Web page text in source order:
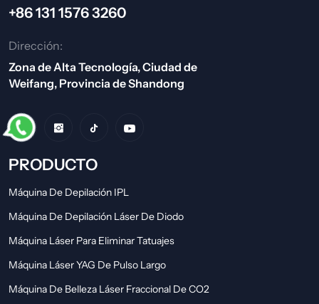
+86 131 1576 3260
Dirección:
Zona de Alta Tecnología, Ciudad de
Weifang, Provincia de Shandong
PRODUCTO
Máquina De Depilación IPL
Máquina De Depilación Láser De Diodo
Máquina Láser Para Eliminar Tatuajes
Máquina Láser YAG De Pulso Largo
Máquina De Belleza Láser Fraccional De CO2